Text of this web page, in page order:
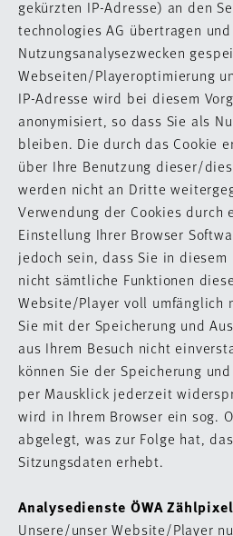
gekürzten IP-Adresse) an den
technologies AG übertragen
Nutzungsanalysezwecken
Webseiten/Playeroptimierung
IP-Adresse wird bei diesem
anonymisiert, so dass Sie als
bleiben. Die durch das Cookie
über Ihre Benutzung dieser/
werden nicht an Dritte
Verwendung der Cookies durch
Einstellung Ihrer Browser
jedoch sein, dass Sie in
nicht sämtliche Funktionen
Website/Player voll umfänglich
Sie mit der Speicherung und
aus Ihrem Besuch nicht
können Sie der Speicherung
per Mausklick jederzeit
wird in Ihrem Browser ein sog.
abgelegt, was zur Folge hat,
Sitzungsdaten erhebt.
Analysedienste ÖWA
Unsere/unser Website/Player